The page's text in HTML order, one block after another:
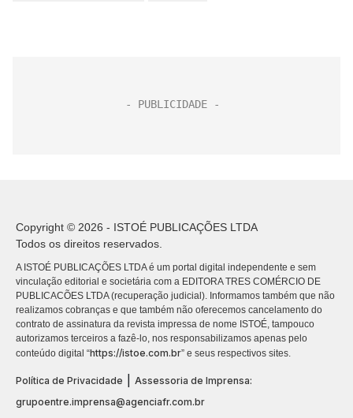
Copyright © 2026 - ISTOÉ PUBLICAÇÕES LTDA
Todos os direitos reservados.
A ISTOÉ PUBLICAÇÕES LTDA é um portal digital independente e sem
vinculação editorial e societária com a EDITORA TRES COMÉRCIO DE
PUBLICACÕES LTDA (recuperação judicial). Informamos também que não
realizamos cobranças e que também não oferecemos cancelamento do
contrato de assinatura da revista impressa de nome ISTOÉ, tampouco
autorizamos terceiros a fazê-lo, nos responsabilizamos apenas pelo
conteúdo digital “https://istoe.com.br” e seus respectivos sites.
Política de Privacidade
Assessoria de Imprensa:
grupoentre.imprensa@agenciafr.com.br